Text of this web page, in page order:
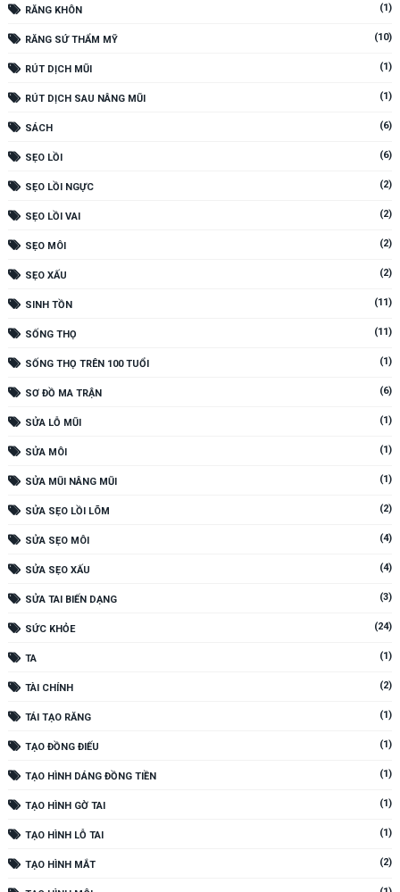
RĂNG KHÔN (1)
RĂNG SỨ THẨM MỸ (10)
RÚT DỊCH MŨI (1)
RÚT DỊCH SAU NÂNG MŨI (1)
SÁCH (6)
SẸO LỒI (6)
SẸO LỒI NGỰC (2)
SẸO LỒI VAI (2)
SẸO MÔI (2)
SẸO XẤU (2)
SINH TỒN (11)
SỐNG THỌ (11)
SỐNG THỌ TRÊN 100 TUỔI (1)
SƠ ĐỒ MA TRẬN (6)
SỬA LỖ MŨI (1)
SỬA MÔI (1)
SỬA MŨI NÂNG MŨI (1)
SỬA SẸO LỒI LÕM (2)
SỬA SẸO MÔI (4)
SỬA SẸO XẤU (4)
SỬA TAI BIẾN DẠNG (3)
SỨC KHỎE (24)
TA (1)
TÀI CHÍNH (2)
TÁI TẠO RĂNG (1)
TẠO ĐỒNG ĐIẾU (1)
TẠO HÌNH DÁNG ĐỒNG TIỀN (1)
TẠO HÌNH GỜ TAI (1)
TẠO HÌNH LỖ TAI (1)
TẠO HÌNH MẮT (2)